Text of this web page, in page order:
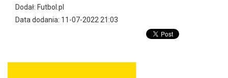
Dodał: Futbol.pl
Data dodania: 11-07-2022 21:03